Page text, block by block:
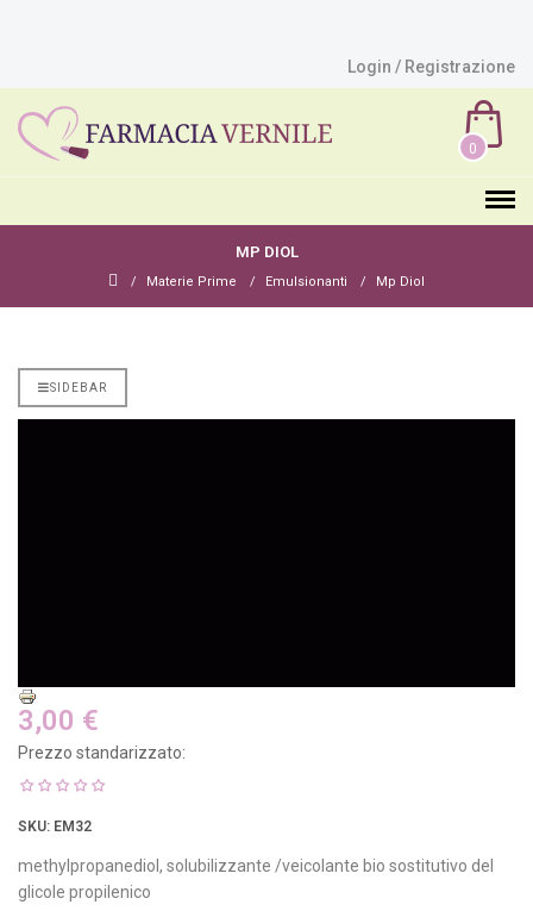
Login / Registrazione
0
MP DIOL
Materie Prime Emulsionanti Mp Diol
SIDEBAR
3,00 €
Prezzo standarizzato:
SKU: EM32
methylpropanediol, solubilizzante /veicolante bio sostitutivo del
glicole propilenico